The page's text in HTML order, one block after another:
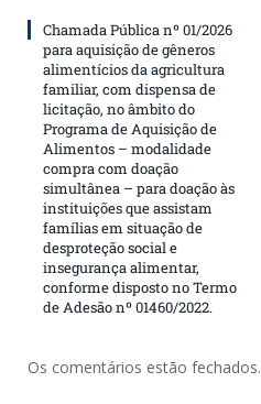
Chamada Pública nº 01/2026
para aquisição de gêneros
alimentícios da agricultura
familiar, com dispensa de
licitação, no âmbito do
Programa de Aquisição de
Alimentos – modalidade
compra com doação
simultânea – para doação às
instituições que assistam
famílias em situação de
desproteção social e
insegurança alimentar,
conforme disposto no Termo
de Adesão nº 01460/2022.
Os comentários estão fechados.